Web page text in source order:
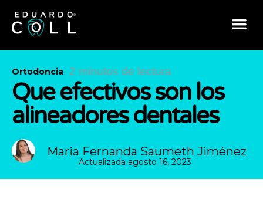
Ortodoncia 2 minutos de lectura
Que efectivos son los
alineadores dentales
Maria Fernanda Saumeth Jiménez
Actualizada agosto 16, 2023